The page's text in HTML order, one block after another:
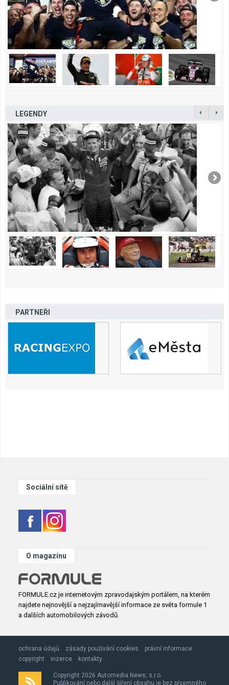
LEGENDY
PARTNEŘI
Sociální sítě
O magazínu
FORMULE.cz je internetovým zpravodajským portálem, na kterém
najdete nejnovější a nejzajímavější informace ze světa formule 1
a dalších automobilových závodů.
ochrana údajů zásady použivání cookies
právní informace
copyright
inzerce kontakty
Copyright 2026 Automedia News, s.r.o.
Publikování nebo další šíření obsahu je bez písemného